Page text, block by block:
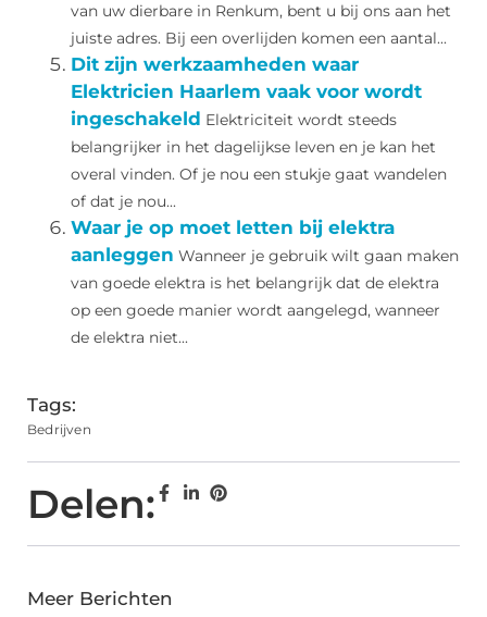
van uw dierbare in Renkum, bent u bij ons aan het
juiste adres. Bij een overlijden komen een aantal...
Dit zijn werkzaamheden waar
Elektricien Haarlem vaak voor wordt
ingeschakeld Elektriciteit wordt steeds
belangrijker in het dagelijkse leven en je kan het
overal vinden. Of je nou een stukje gaat wandelen
of dat je nou...
Waar je op moet letten bij elektra
aanleggen Wanneer je gebruik wilt gaan maken
van goede elektra is het belangrijk dat de elektra
op een goede manier wordt aangelegd, wanneer
de elektra niet...
Tags:
Bedrijven
Delen:
Meer Berichten